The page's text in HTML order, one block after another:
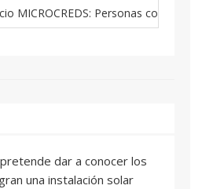
MICROCREDS: Personas con
dar a conocer los
una instalación solar